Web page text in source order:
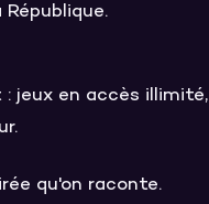
jeux en accès illimité,
qu'on raconte.